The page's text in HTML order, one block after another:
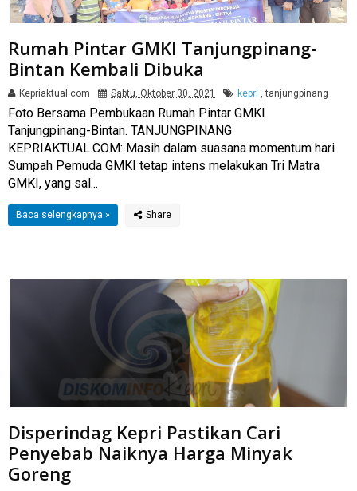
Rumah Pintar GMKI Tanjungpinang-
Bintan Kembali Dibuka
Kepriaktual.com Sabtu, Oktober 30, 2021 kepri tanjungpinang
Foto Bersama Pembukaan Rumah Pintar GMKI
Tanjungpinang-Bintan. TANJUNGPINANG
KEPRIAKTUAL.COM: Masih dalam suasana momentum hari
Sumpah Pemuda GMKI tetap intens melakukan Tri Matra
GMKI, yang sal...
Baca selengkapnya »
Disperindag Kepri Pastikan Cari
Penyebab Naiknya Harga Minyak
Goreng